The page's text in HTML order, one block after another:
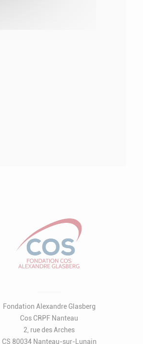
Fondation Alexandre Glasberg
Cos CRPF Nanteau
2, rue des Arches
CS 80034 Nanteau-sur-Lunain